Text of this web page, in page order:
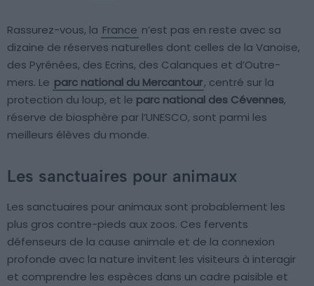
Rassurez-vous, la France n’est pas en reste avec sa
dizaine de réserves naturelles dont celles de la Vanoise,
des Pyrénées, des Ecrins, des Calanques et d’Outre-
mers. Le parc national du Mercantour, centré sur la
protection du loup, et le parc national des Cévennes,
réserve de biosphère par l’UNESCO, sont parmi les
meilleurs élèves du monde.
Les sanctuaires pour animaux
Les sanctuaires pour animaux sont probablement les
plus gros contre-pieds aux zoos. Ces fervents
défenseurs de la cause animale et de la connexion
profonde avec la nature invitent les visiteurs à interagir
et comprendre les espèces dans un cadre paisible et